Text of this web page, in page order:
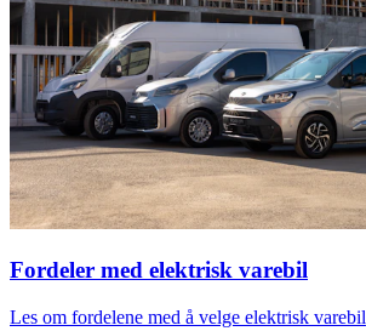
Fordeler med elektrisk varebil
Les om fordelene med å velge elektrisk varebil